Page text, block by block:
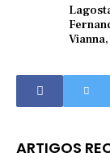
ARTIGOS